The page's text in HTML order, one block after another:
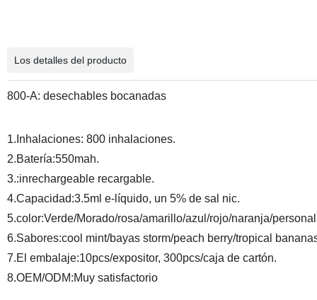
Los detalles del producto
800-A: desechables bocanadas
1.Inhalaciones: 800 inhalaciones.
2.Batería:550mah.
3.:inrechargeable recargable.
4.Capacidad:3.5ml e-líquido, un 5% de sal nic.
5.color:Verde/Morado/rosa/amarillo/azul/rojo/naranja/
6.Sabores:cool mint/bayas storm/peach berry/tropical
7.El embalaje:10pcs/expositor, 300pcs/caja de cartón.
8.OEM/ODM:Muy satisfactorio